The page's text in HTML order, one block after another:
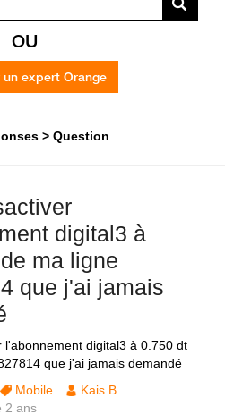
OU
expert Orange
Question
digital3 à
ma ligne
que j'ai jamais
l'abonnement digital3 à 0.750 dt
que j'ai jamais demandé
Mobile
Kais B.
2 ans